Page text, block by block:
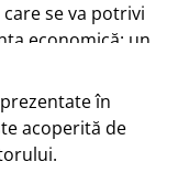
se va potrivi
economică: un
nu doar de a-ți
astfel încât să
electrică.3.Modelul
modele de
astfel
în
acoperită de